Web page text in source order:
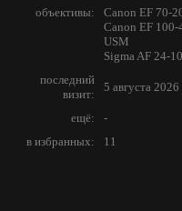
объективы:
Canon EF 70-
Canon EF
USM
Sigma AF 24-
последний
визит:
5 августа
ещё:
-
в избранных:
11